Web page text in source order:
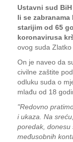
Ustavni sud
li se
starijim od 65
koronavirusa
ovog suda Zlatko
On je naveo da
civilne zaštite
odluku suda o
mlađu od 18
"Redovno
i ukaza. Na
poredak, donesu
međusobnih